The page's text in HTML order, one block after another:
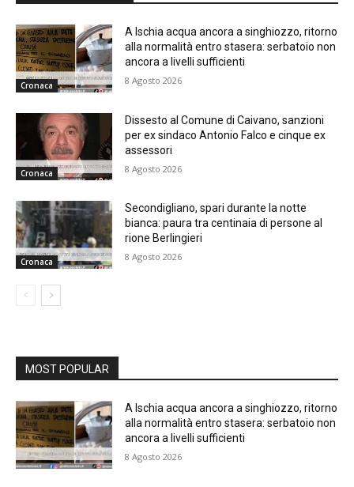
Cronaca
A Ischia acqua ancora a singhiozzo, ritorno
alla normalità entro stasera: serbatoio non
ancora a livelli sufficienti
8 Agosto 2026
Cronaca
Dissesto al Comune di Caivano, sanzioni
per ex sindaco Antonio Falco e cinque ex
assessori
8 Agosto 2026
Cronaca
Secondigliano, spari durante la notte
bianca: paura tra centinaia di persone al
rione Berlingieri
8 Agosto 2026
MOST POPULAR
A Ischia acqua ancora a singhiozzo, ritorno
alla normalità entro stasera: serbatoio non
ancora a livelli sufficienti
8 Agosto 2026